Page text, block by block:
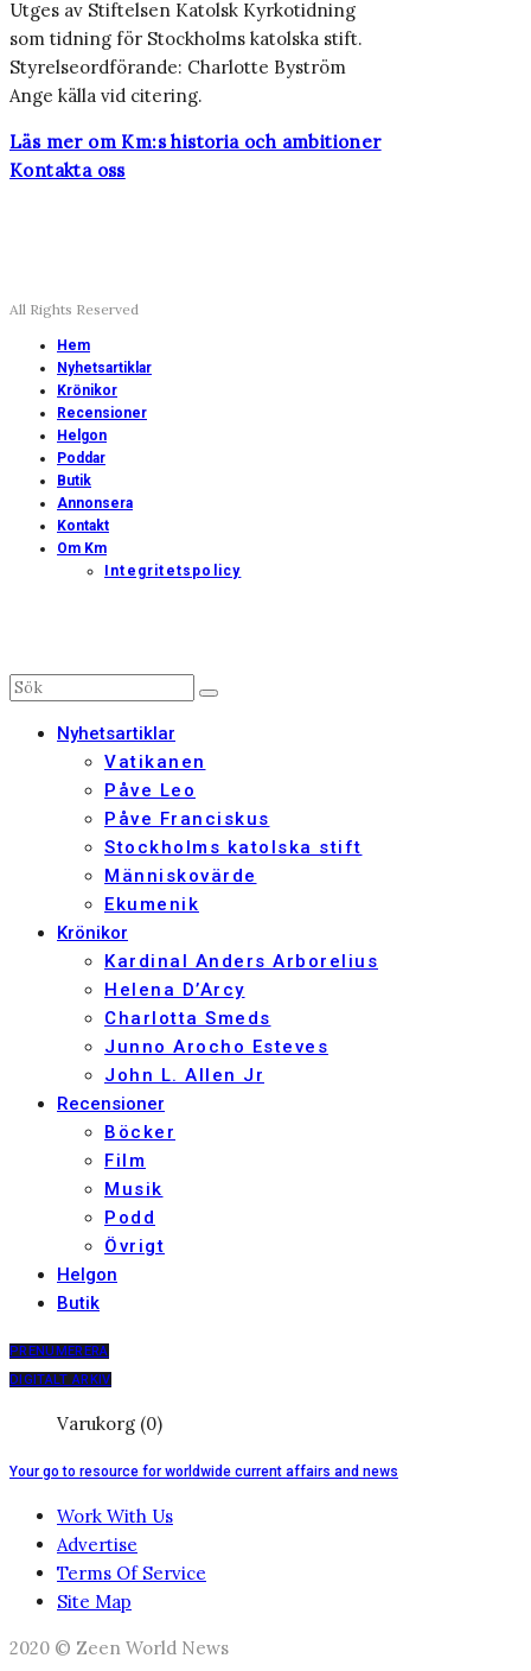
Utges av Stiftelsen Katolsk Kyrkotidning
som tidning för Stockholms katolska stift.
Styrelseordförande: Charlotte Byström
Ange källa vid citering.
Läs mer om Km:s historia och ambitioner
Kontakta oss
All Rights Reserved
Hem
Nyhetsartiklar
Krönikor
Recensioner
Helgon
Poddar
Butik
Annonsera
Kontakt
Om Km
Integritetspolicy
Nyhetsartiklar
Vatikanen
Påve Leo
Påve Franciskus
Stockholms katolska stift
Människovärde
Ekumenik
Krönikor
Kardinal Anders Arborelius
Helena D’Arcy
Charlotta Smeds
Junno Arocho Esteves
John L. Allen Jr
Recensioner
Böcker
Film
Musik
Podd
Övrigt
Helgon
Butik
PRENUMERERA
DIGITALT ARKIV
Varukorg (0)
Your go to resource for worldwide current affairs and news
Work With Us
Advertise
Terms Of Service
Site Map
2020 © Zeen World News